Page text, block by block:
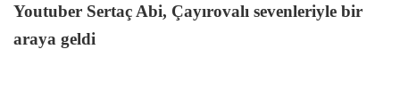
Youtuber Sertaç Abi, Çayırovalı sevenleriyle bir
araya geldi